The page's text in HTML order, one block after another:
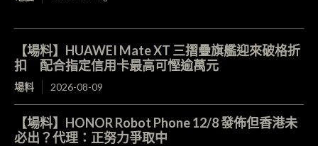
【場料】HUAWEI Mate XT 三摺疊旗艦迎來破格折
扣 配合指定信用卡最高可慳逾萬元
場料 2026-08-09
【場料】HONOR Robot Phone 12/8 發佈但香港未
必出？代理：正努力爭取中